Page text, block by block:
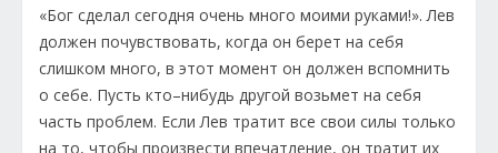
«Бог сделал сегодня очень много моими руками!». Лев
должен почувствовать, когда он берет на себя
слишком много, в этот момент он должен вспомнить
о себе. Пусть кто–нибудь другой возьмет на себя
часть проблем. Если Лев тратит все свои силы только
на то, чтобы произвести впечатление, он тратит их